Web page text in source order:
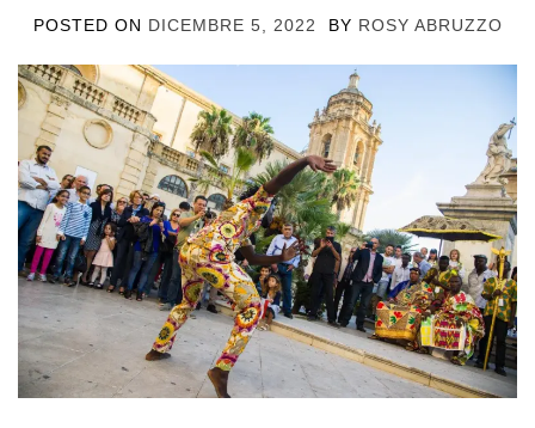
POSTED ON DICEMBRE 5, 2022 BY ROSY ABRUZZO